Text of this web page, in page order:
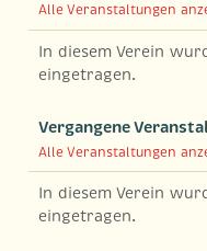
Alle Veranstaltungen
In diesem Verein
eingetragen.
Vergangene
Alle Veranstaltungen
In diesem Verein
eingetragen.